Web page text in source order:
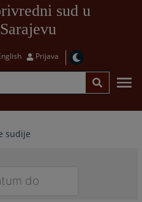
sud u
Prijava
sudije